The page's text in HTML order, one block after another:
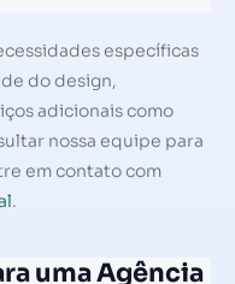
específicas
do design,
adicionais como
nossa equipe para
em contato com
.
uma Agência